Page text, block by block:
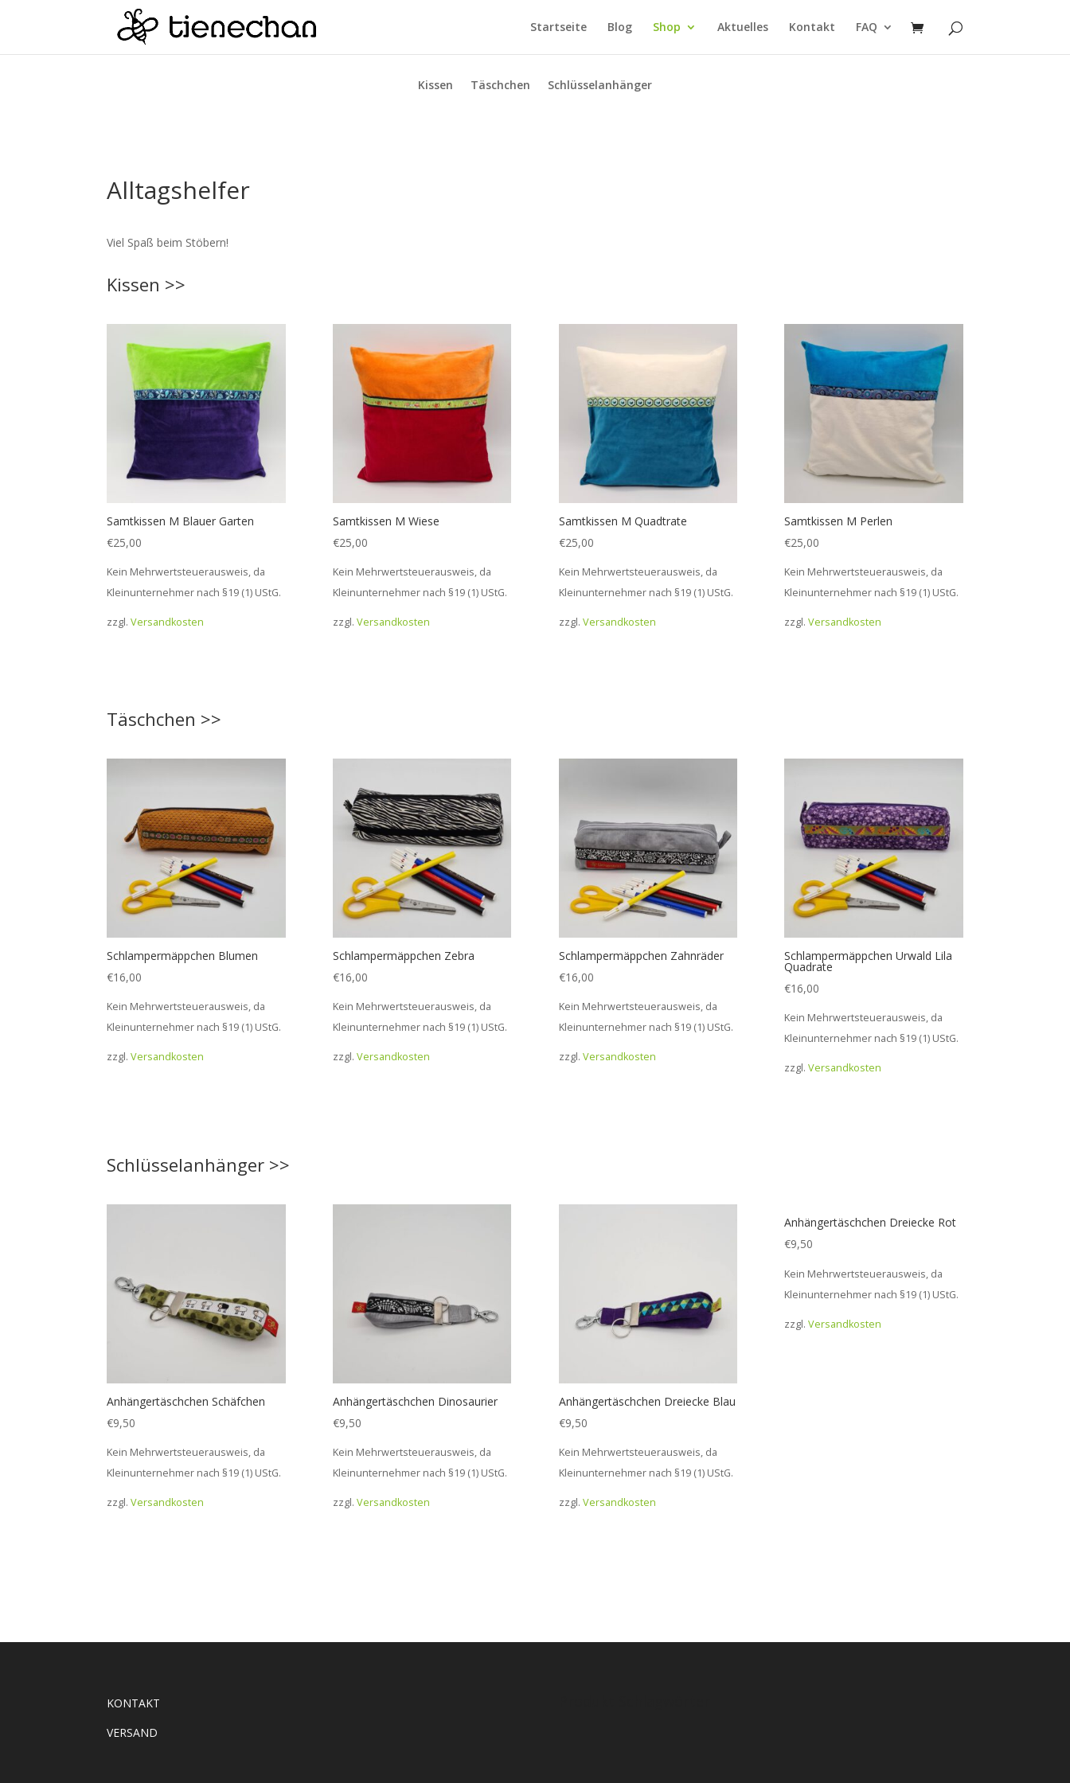
Startseite Blog Shop Aktuelles Kontakt FAQ
Kissen Täschchen Schlüsselanhänger
Alltagshelfer
Viel Spaß beim Stöbern!
Kissen >>
Samtkissen M Blauer Garten
€25,00
Kein Mehrwertsteuerausweis, da
Kleinunternehmer nach §19 (1) UStG.
zzgl.Versandkosten
Samtkissen M Wiese
€25,00
Kein Mehrwertsteuerausweis, da
Kleinunternehmer nach §19 (1) UStG.
zzgl. Versandkosten
Samtkissen M Quadtrate
€25,00
Kein Mehrwertsteuerausweis, da
Kleinunternehmer nach §19 (1) UStG.
zzgl. Versandkosten
Samtkissen M Perlen
€25,00
Kein Mehrwertsteuerausweis, da
Kleinunternehmer nach §19 (1) UStG.
zzgl.Versandkosten
Täschchen >>
Schlampermäppchen Blumen
€16,00
Kein Mehrwertsteuerausweis, da
Kleinunternehmer nach §19 (1) UStG.
zzgl.Versandkosten
Schlampermäppchen Zebra
€16,00
Kein Mehrwertsteuerausweis, da
Kleinunternehmer nach §19 (1) UStG.
zzgl. Versandkosten
Schlampermäppchen Zahnräder
€16,00
Kein Mehrwertsteuerausweis, da
Kleinunternehmer nach §19 (1) UStG.
zzgl. Versandkosten
Schlampermäppchen Urwald Lila
Quadrate
€16,00
Kein Mehrwertsteuerausweis, da
Kleinunternehmer nach §19 (1) UStG.
zzgl.Versandkosten
Schlüsselanhänger >>
Anhängertäschchen Schäfchen
€9,50
Kein Mehrwertsteuerausweis, da
Kleinunternehmer nach §19 (1) UStG.
zzgl.Versandkosten
Anhängertäschchen Dinosaurier
€9,50
Kein Mehrwertsteuerausweis, da
Kleinunternehmer nach §19 (1) UStG.
zzgl. Versandkosten
Anhängertäschchen Dreiecke Blau
€9,50
Kein Mehrwertsteuerausweis, da
Kleinunternehmer nach §19 (1) UStG.
zzgl. Versandkosten
Anhängertäschchen Dreiecke Rot
€9,50
Kein Mehrwertsteuerausweis, da
Kleinunternehmer nach §19 (1) UStG.
zzgl.Versandkosten
KONTAKT
VERSAND